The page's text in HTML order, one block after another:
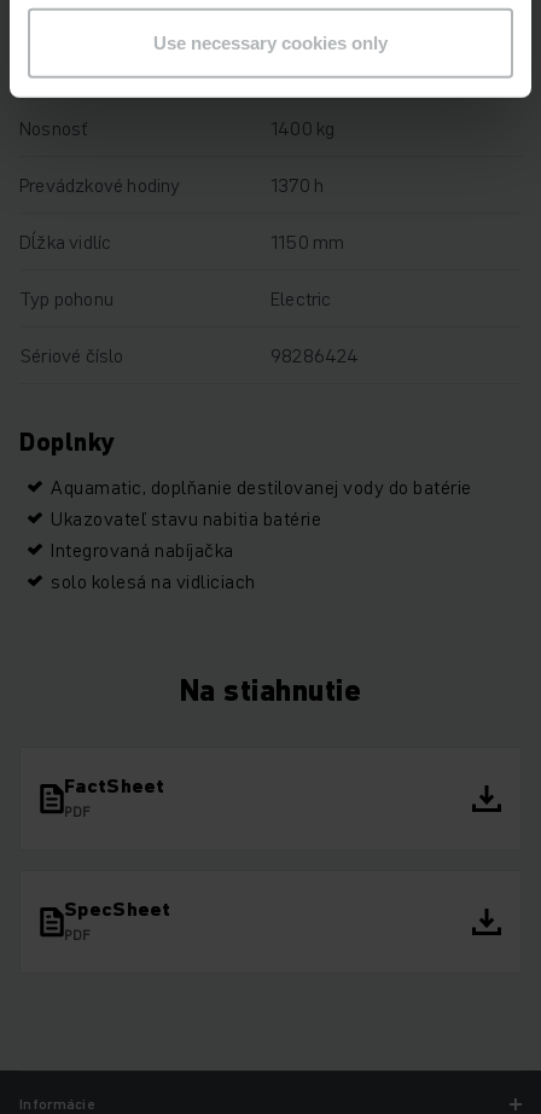
Use necessary cookies only
Rok 2020
Výška zdvihu 122 mm
Nosnosť 1400 kg
Prevádzkové hodiny 1370 h
Dĺžka vidlíc 1150 mm
Typ pohonu Electric
Sériové číslo 98286424
Doplnky
Aquamatic, doplňanie destilovanej vody do batérie
Ukazovateľ stavu nabitia batérie
Integrovaná nabíjačka
solo kolesá na vidliciach
Na stiahnutie
FactSheet
PDF
SpecSheet
PDF
Informácie